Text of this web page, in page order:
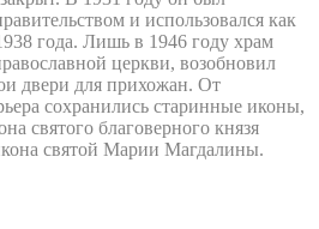
и использовался как
года. Лишь в 1946 году храм
церкви, возобновил
двери для прихожан. От
сохранились старинные иконы,
святого благоверного князя
святой Марии Магдалины.